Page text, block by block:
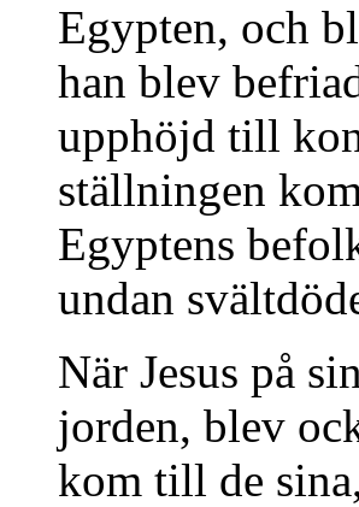
Egypten, och
han blev
upphöjd till
ställningen
Egyptens
undan
När Jesus på
jorden, blev
kom till de